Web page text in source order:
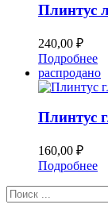
Плинтус
240,00 ₽
Подробнее
распродано
Плинтус
160,00 ₽
Подробнее